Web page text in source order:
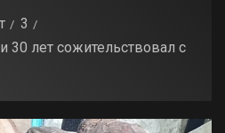
3
30 лет сожительствовал с